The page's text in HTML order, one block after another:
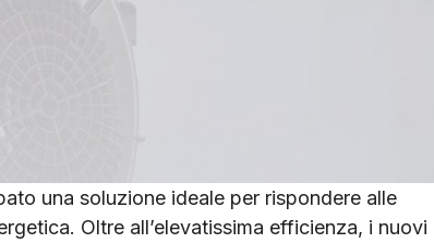
una soluzione ideale per rispondere alle
Oltre all’elevatissima efficienza, i nuovi